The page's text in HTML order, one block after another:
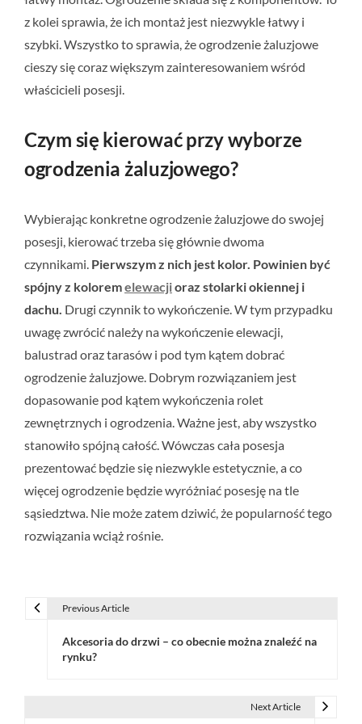
z kolei sprawia, że ich montaż jest niezwykle łatwy i
szybki. Wszystko to sprawia, że ogrodzenie żaluzjowe
cieszy się coraz większym zainteresowaniem wśród
właścicieli posesji.
Czym się kierować przy wyborze
ogrodzenia żaluzjowego?
Wybierając konkretne ogrodzenie żaluzjowe do swojej
posesji, kierować trzeba się głównie dwoma
czynnikami. Pierwszym z nich jest kolor. Powinien być
spójny z koloremelewacjioraz stolarki okiennej i
dachu. Drugi czynnik to wykończenie. W tym przypadku
uwagę zwrócić należy na wykończenie elewacji,
balustrad oraz tarasów i pod tym kątem dobrać
ogrodzenie żaluzjowe. Dobrym rozwiązaniem jest
dopasowanie pod kątem wykończenia rolet
zewnętrznych i ogrodzenia. Ważne jest, aby wszystko
stanowiło spójną całość. Wówczas cała posesja
prezentować będzie się niezwykle estetycznie, a co
więcej ogrodzenie będzie wyróżniać posesję na tle
sąsiedztwa. Nie może zatem dziwić, że popularność tego
rozwiązania wciąż rośnie.
Previous Article
Akcesoria do drzwi – co obecnie można znaleźć na
rynku?
Next Article